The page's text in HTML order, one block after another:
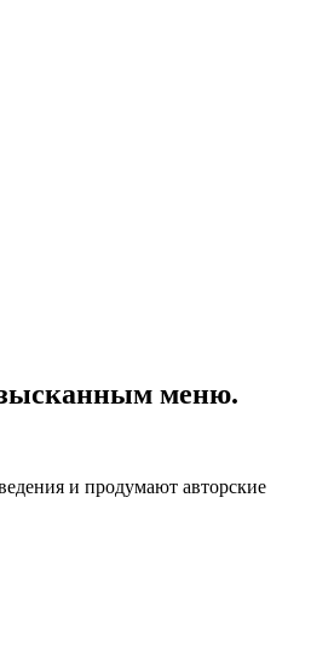
меню.
и продумают авторские